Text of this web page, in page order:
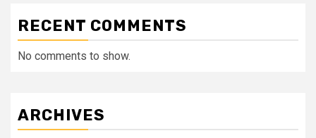
RECENT COMMENTS
No comments to show.
ARCHIVES